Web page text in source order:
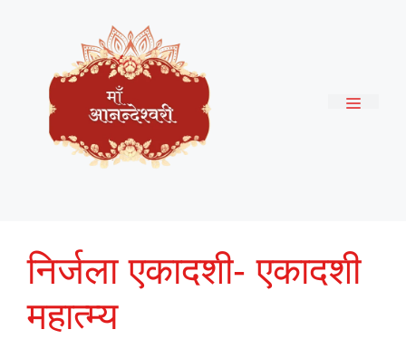
content
निर्जला एकादशी- एकादशी
महात्म्य